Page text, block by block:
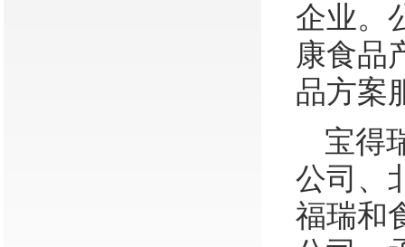
企业。
康食品
品方案
宝得
公司、
福瑞和